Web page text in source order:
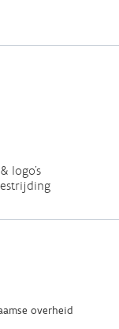
logo's
overheid